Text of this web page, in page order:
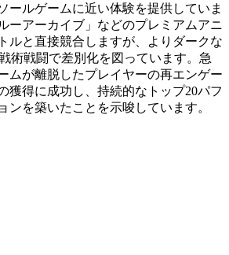
ールゲームに近い体験を提供していま
ーアーカイブ」などのプレミアムアニ
ルと直接競合しますが、よりダークな
術戦闘で差別化を図っています。急
ムが離脱したプレイヤーの再エンゲー
獲得に成功し、持続的なトップ20パフ
ンを築いたことを示唆しています。